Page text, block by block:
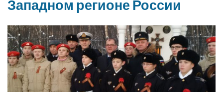
Западном регионе России